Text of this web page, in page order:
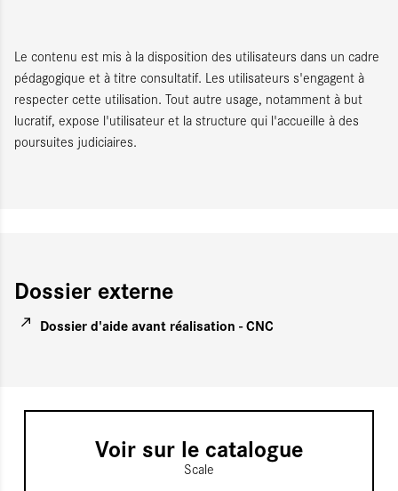
Le contenu est mis à la disposition des utilisateurs dans un cadre
pédagogique et à titre consultatif. Les utilisateurs s'engagent à
respecter cette utilisation. Tout autre usage, notamment à but
lucratif, expose l'utilisateur et la structure qui l'accueille à des
poursuites judiciaires.
Dossier externe
Dossier d'aide avant réalisation - CNC
Voir sur le catalogue
Scale